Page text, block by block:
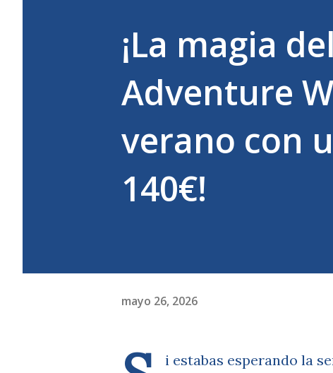
¡La magia
Adventure
verano con
140€!
mayo 26, 2026
i estabas esperando la